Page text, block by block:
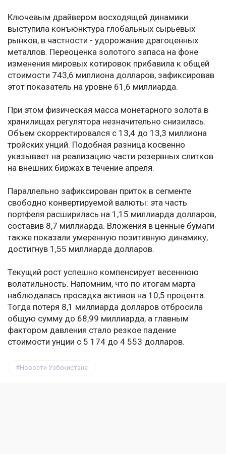
Ключевым драйвером восходящей динамики
выступила конъюнктура глобальных сырьевых
рынков, в частности - удорожание драгоценных
металлов. Переоценка золотого запаса на фоне
изменения мировых котировок прибавила к общей
стоимости 743,6 миллиона долларов, зафиксировав
этот показатель на уровне 61,6 миллиарда.
При этом физическая масса монетарного золота в
хранилищах регулятора незначительно снизилась.
Объем скорректировался с 13,4 до 13,3 миллиона
тройских унций. Подобная разница косвенно
указывает на реализацию части резервных слитков
на внешних биржах в течение апреля.
Параллельно зафиксирован приток в сегменте
свободно конвертируемой валюты: эта часть
портфеля расширилась на 1,15 миллиарда долларов,
составив 8,7 миллиарда. Вложения в ценные бумаги
также показали умеренную позитивную динамику,
достигнув 1,55 миллиарда долларов.
Текущий рост успешно компенсирует весеннюю
волатильность. Напомним, что по итогам марта
наблюдалась просадка активов на 10,5 процента.
Тогда потеря 8,1 миллиарда долларов отбросила
общую сумму до 68,99 миллиарда, а главным
фактором давления стало резкое падение
стоимости унции с 5 174 до 4 553 долларов.
Новости Узбекистана